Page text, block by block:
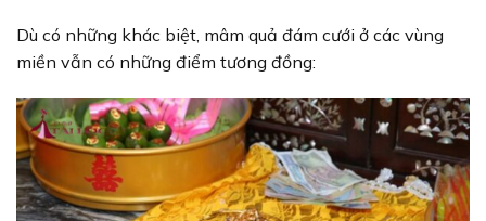
Dù có những khác biệt, mâm quả đám cưới ở các vùng
miền vẫn có những điểm tương đồng: